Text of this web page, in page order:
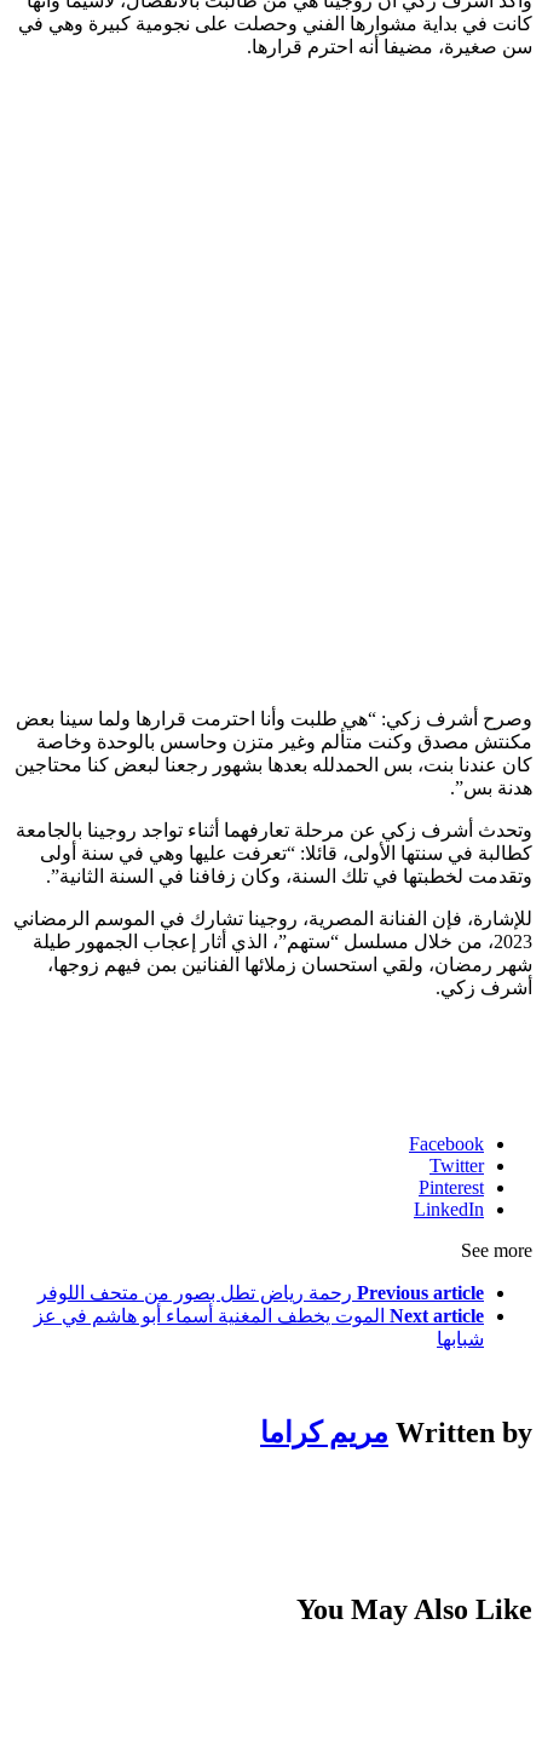
كانت في بداية مشوارها الفني وحصلت على نجومية كبيرة وهي في
سن صغيرة، مضيفا أنه احترم قرارها.
وصرح أشرف زكي: “هي طلبت وأنا احترمت قرارها ولما سينا بعض
مكنتش مصدق وكنت متألم وغير متزن وحاسس بالوحدة وخاصة
كان عندنا بنت، بس الحمدلله بعدها بشهور رجعنا لبعض كنا محتاجين
هدنة بس”.
وتحدث أشرف زكي عن مرحلة تعارفهما أثناء تواجد روجينا بالجامعة
كطالبة في سنتها الأولى، قائلا: “تعرفت عليها وهي في سنة أولى
وتقدمت لخطبتها في تلك السنة، وكان زفافنا في السنة الثانية”.
للإشارة، فإن الفنانة المصرية، روجينا تشارك في الموسم الرمضاني
2023، من خلال مسلسل “ستهم”، الذي أثار إعجاب الجمهور طيلة
شهر رمضان، ولقي استحسان زملائها الفنانين بمن فيهم زوجها،
أشرف زكي.
Facebook
Twitter
Pinterest
LinkedIn
See more
Previous article رحمة رياض تطل بصور من متحف اللوفر
Next article الموت يخطف المغنية أسماء أبو هاشم في عز
شبابها
Written by مريم كراما
You May Also Like